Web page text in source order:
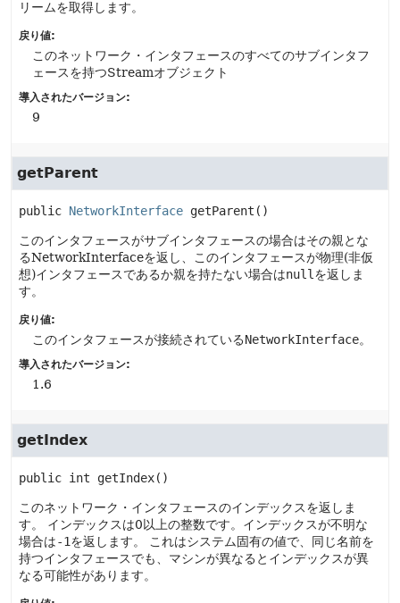
リームを取得します。
戻り値:
このネットワーク・インタフェースのすべてのサブインタフ
ェースを持つStreamオブジェクト
導入されたバージョン:
9
getParent
public NetworkInterface getParent ()
このインタフェースがサブインタフェースの場合はその親とな
るNetworkInterfaceを返し、このインタフェースが物理(非仮
想)インタフェースであるか親を持たない場合はnull を返しま
す。
戻り値:
このインタフェースが接続されているNetworkInterface。
導入されたバージョン:
1.6
getIndex
public int getIndex()
このネットワーク・インタフェースのインデックスを返しま
す。
インデックスは0以上の整数です。インデックスが不明な
場合は-1を返します。
これはシステム固有の値で、同じ名前を
持つインタフェースでも、マシンが異なるとインデックスが異
なる可能性があります。